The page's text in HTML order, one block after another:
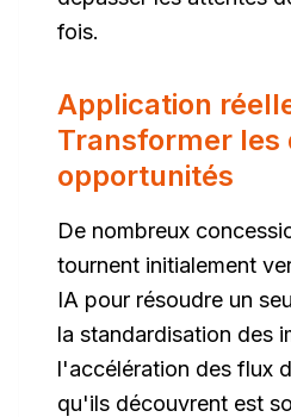
fois.
Application
Transformer les
opportunités
De nombreux
tournent initialement
IA pour résoudre un
la standardisation des
l'accélération des flux
qu'ils découvrent est